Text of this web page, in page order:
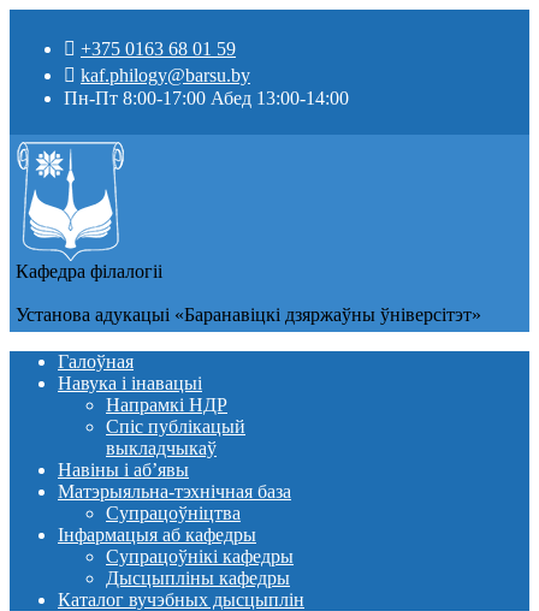
+375 0163 68 01 59
kaf.philogy@barsu.by
Пн-Пт 8:00-17:00 Абед 13:00-14:00
Кафедра фiлалогii
Установа адукацыi «Баранавіцкі дзяржаўны ўніверсітэт»
Галоўная
Навука і інавацыі
Напрамкі НДР
Спіс публікацый
выкладчыкаў
Навіны i аб’явы
Матэрыяльна-тэхнічная база
Супрацоўніцтва
Інфармацыя аб кафедры
Супрацоўнікі кафедры
Дысцыпліны кафедры
Каталог вучэбных дысцыплін